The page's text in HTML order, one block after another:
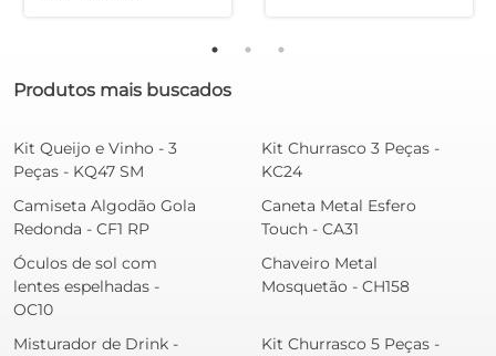
Produtos mais buscados
Kit Queijo e Vinho - 3
Peças - KQ47 SM
Camiseta Algodão Gola
Redonda - CF1 RP
Óculos de sol com
lentes espelhadas -
OC10
Kit Churrasco 3 Peças -
KC24
Caneta Metal Esfero
Touch - CA31
Chaveiro Metal
Mosquetão - CH158
Misturador de Drink -
Kit Churrasco 5 Peças -